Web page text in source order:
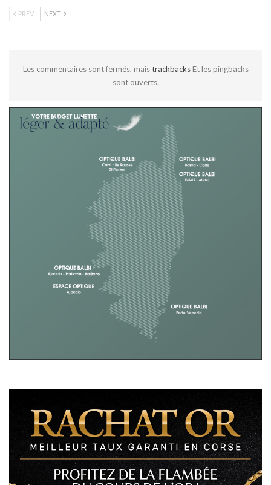
PREV NEXT
Les commentaires sont fermés, maistrackbacks Et les pingbacks
sont ouverts.